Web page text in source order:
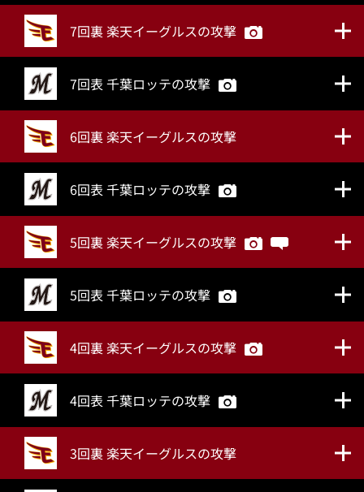
7回裏 楽天イーグルスの攻撃
7回表 千葉ロッテの攻撃
6回裏 楽天イーグルスの攻撃
6回表 千葉ロッテの攻撃
5回裏 楽天イーグルスの攻撃
5回表 千葉ロッテの攻撃
4回裏 楽天イーグルスの攻撃
4回表 千葉ロッテの攻撃
3回裏 楽天イーグルスの攻撃